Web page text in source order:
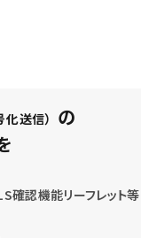
送信） の
確認機能リーフレット等